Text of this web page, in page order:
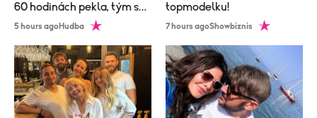
60 hodinách pekla, tým sa
to neskončilo
5 hours agoHudba
topmodelku!
7 hours agoShowbiznis